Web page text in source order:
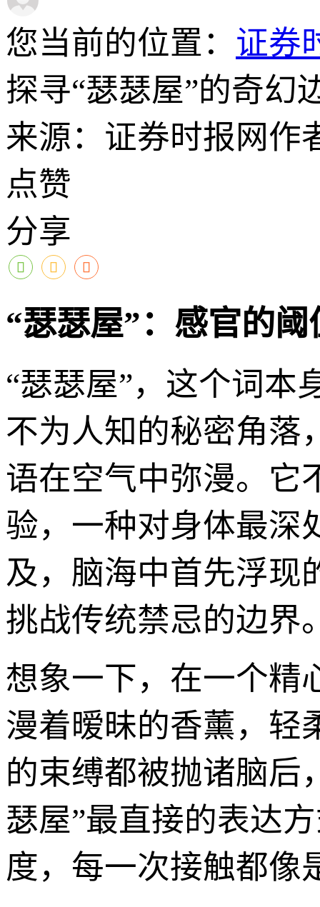
您当前的位置： 证券
探寻“瑟瑟屋”的奇幻
来源：证券时报网作
点赞
分享
“瑟瑟屋”：感官的
“瑟瑟屋”，这个词本
不为人知的秘密角落
语在空气中弥漫。它
验，一种对身体最深
及，脑海中首先浮现
挑战传统禁忌的边界
想象一下，在一个精
漫着暧昧的香薰，轻
的束缚都被抛诸脑后
瑟屋”最直接的表达
度，每一次接触都像